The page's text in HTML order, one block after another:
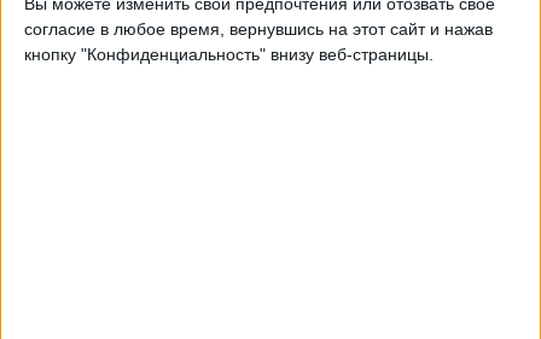
согласие в любое время, вернувшись на этот сайт и нажав
кнопку "Конфиденциальность" внизу веб-страницы.
23:00 Чемпионат Бразилии